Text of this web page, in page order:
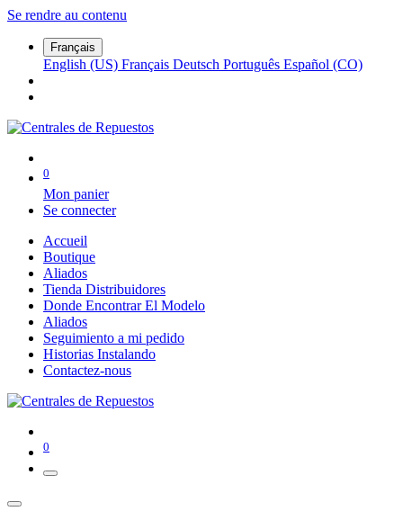
Se rendre au contenu
Français
English (US) Français Deutsch Português Español (CO)
0
Mon panier
Se connecter
Accueil
Boutique
Aliados
Tienda Distribuidores
Donde Encontrar El Modelo
Aliados
Seguimiento a mi pedido
Historias Instalando
Contactez-nous
0